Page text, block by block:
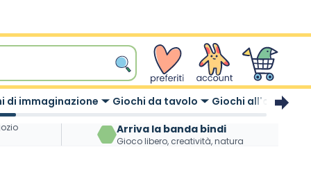
di immaginazione Giochi da tavolo Giochi all'aperto
wishlist Account Carrello
Arriva la banda bindi
Gioco libero, creatività, natura